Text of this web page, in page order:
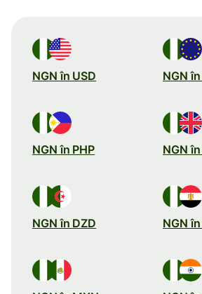
NGN în USD NGN în
NGN în PHP NGN
NGN în DZD NGN în